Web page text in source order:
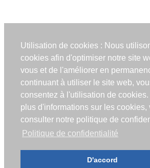
Utilisation de cookies : Nous
cookies afin d'optimiser notre site
vous et de l'améliorer en
continuant à utiliser le site web,
consentez à l'utilisation de
plus d'informations sur les cookies,
consulter notre politique de
Politique de confidentialité
D'accord